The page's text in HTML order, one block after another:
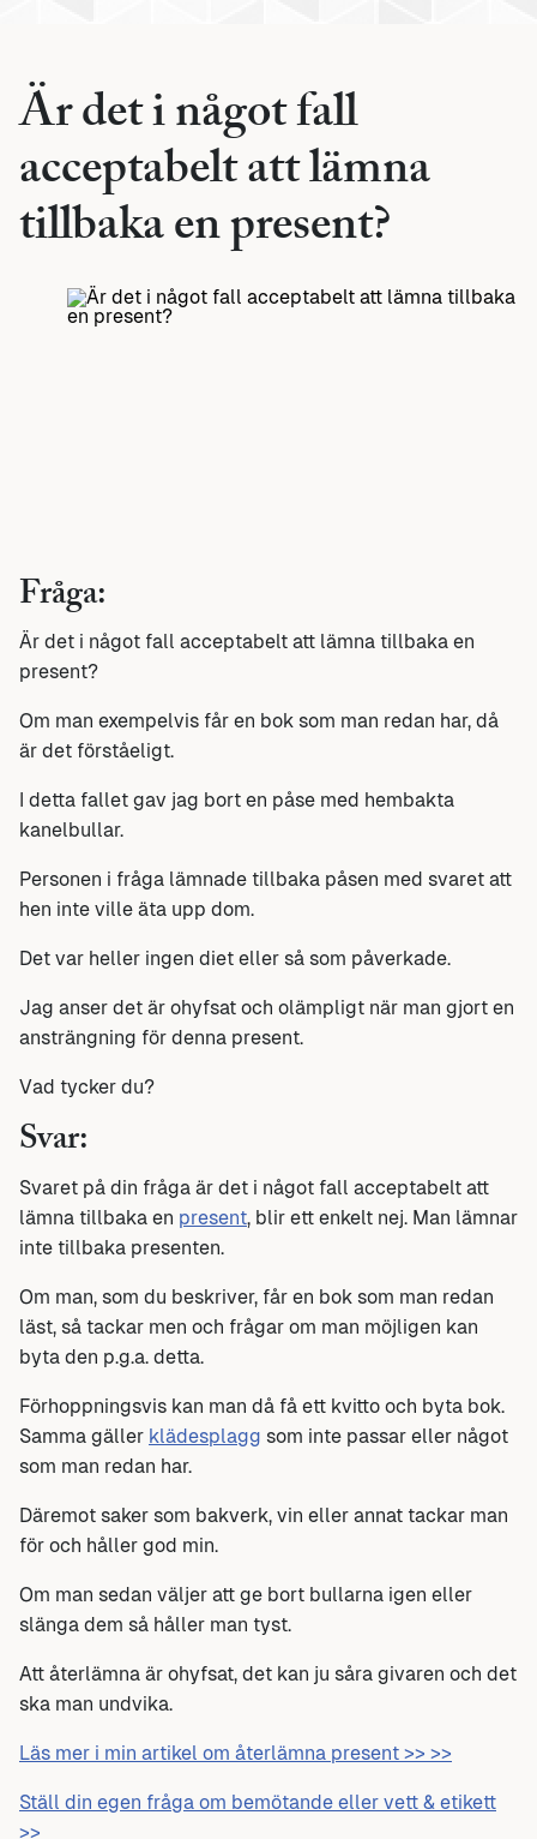
Är det i något fall
acceptabelt att lämna
tillbaka en present?
Fråga:
Är det i något fall acceptabelt att lämna tillbaka en
present?
Om man exempelvis får en bok som man redan har, då
är det förståeligt.
I detta fallet gav jag bort en påse med hembakta
kanelbullar.
Personen i fråga lämnade tillbaka påsen med svaret att
hen inte ville äta upp dom.
Det var heller ingen diet eller så som påverkade.
Jag anser det är ohyfsat och olämpligt när man gjort en
ansträngning för denna present.
Vad tycker du?
Svar:
Svaret på din fråga är det i något fall acceptabelt att
lämna tillbaka en present, blir ett enkelt nej. Man lämnar
inte tillbaka presenten.
Om man, som du beskriver, får en bok som man redan
läst, så tackar men och frågar om man möjligen kan
byta den p.g.a. detta.
Förhoppningsvis kan man då få ett kvitto och byta bok.
Samma gäller klädesplagg som inte passar eller något
som man redan har.
Däremot saker som bakverk, vin eller annat tackar man
för och håller god min.
Om man sedan väljer att ge bort bullarna igen eller
slänga dem så håller man tyst.
Att återlämna är ohyfsat, det kan ju såra givaren och det
ska man undvika.
Läs mer i min artikel om återlämna present >> >>
Ställ din egen fråga om bemötande eller vett & etikett
>>